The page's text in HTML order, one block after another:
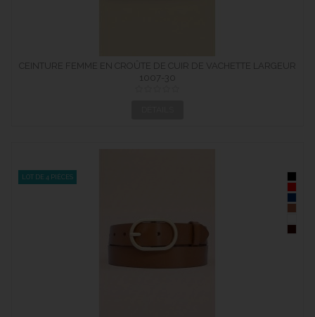
CEINTURE FEMME EN CROÛTE DE CUIR DE VACHETTE LARGEUR
30 MM
1007-30
LOT DE 4 PIÈCES